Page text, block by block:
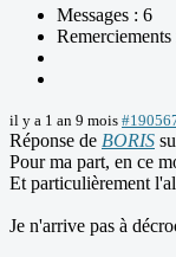
Messages : 6
Remerciements
il y a 1 an 9 mois
Réponse de BORIS
Pour ma part, en ce
Et particulièrement
Je n'arrive pas à